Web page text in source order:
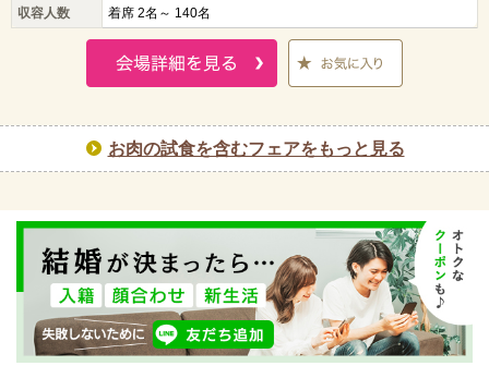
収容人数 着席 2名～ 140名
お肉の試食を含むフェアをもっと見る